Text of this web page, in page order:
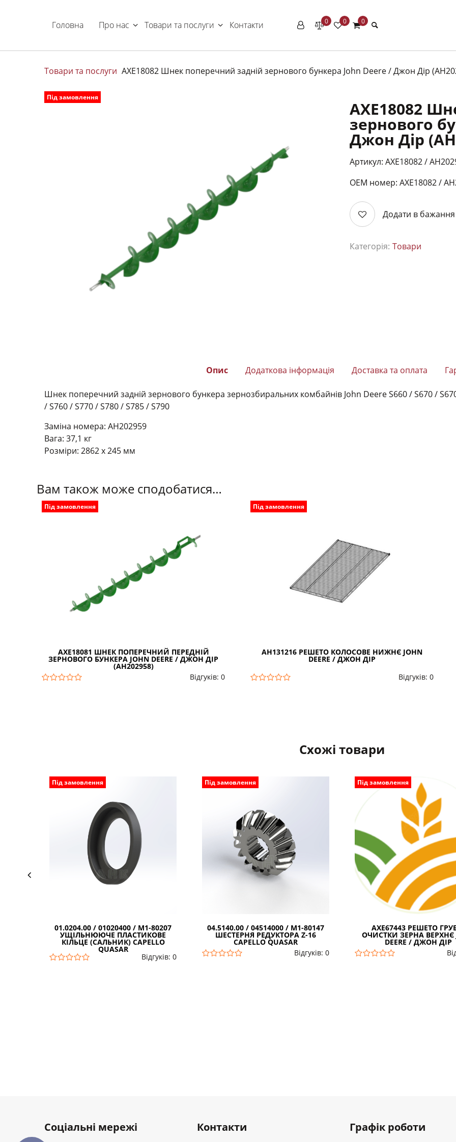
Головна Про нас Товари та послуги Контакти 0 0 0
Товари та послуги AXE18082 Шнек поперечний задній зернового бункера John Deere / Джон Дір
Під замовлення
AXE18082
зернового
Джон Дір
Артикул: AXE18082 /
ОЕМ номер: АХЕ18082 /
Додати в бажання
Категорія: Товари
Опис Додаткова інформація Доставка та оплата
Шнек поперечний задній зернового бункера зернозбиральних комбайнів John Deere S660 / S670 /
/ S760 / S770 / S780 / S785 / S790
Заміна номера: AH202959
Вага: 37,1 кг
Розміри: 2862 х 245 мм
Вам також може сподобатися…
Під замовлення
AXE18081 ШНЕК ПОПЕРЕЧНИЙ ПЕРЕДНІЙ
ЗЕРНОВОГО БУНКЕРА JOHN DEERE / ДЖОН ДІР
(AH202958)
Відгуків: 0
Під замовлення
AH131216 РЕШЕТО КОЛОСОВЕ НИЖНЄ JOHN
DEERE / ДЖОН ДІР
Відгуків: 0
Схожі товари
Під замовлення
01.0204.00 / 01020400 / M1-80207
УЩІЛЬНЮЮЧЕ ПЛАСТИКОВЕ
КІЛЬЦЕ (САЛЬНИК) CAPELLO
QUASAR
Відгуків: 0
Під замовлення
04.5140.00 / 04514000 / M1-80147
ШЕСТЕРНЯ РЕДУКТОРА Z-16
CAPELLO QUASAR
Відгуків: 0
Під замовлення
AXE67443 РЕШЕТО
ОЧИСТКИ ЗЕРНА ВЕРХНЄ
DEERE / ДЖОН ДІР
Соціальні мережі Контакти Графік роботи